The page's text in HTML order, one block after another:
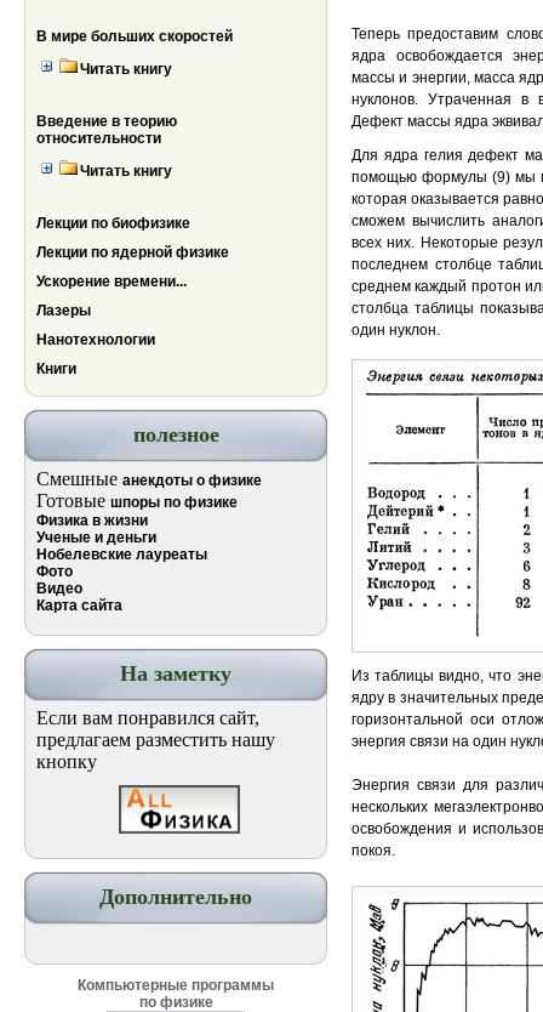
В мире больших скоростей
Читать книгу
Введение в теорию
относительности
Читать книгу
Лекции по биофизике
Лекции по ядерной физике
Ускорение времени...
Лазеры
Нанотехнологии
Книги
полезное
Смешные анекдоты о физике
Готовые шпоры по физике
Физика в жизни
Ученые и деньги
Нобелевские лауреаты
Фото
Видео
Карта сайта
На заметку
Если вам понравился сайт,
предлагаем разместить нашу
кнопку
Дополнительно
Компьютерные программы
по физике
Теперь предоставим
ядра освобождается
массы и энергии, масса
нуклонов. Утраченная в
Дефект массы ядра
Для ядра гелия дефект
помощью формулы (9) мы
которая оказывается
сможем вычислить
всех них. Некоторые
последнем столбце
среднем каждый протон
столбца таблицы
один нуклон.
Из таблицы видно, что
ядру в значительных
горизонтальной оси
энергия связи на один
Энергия связи для
нескольких
освобождения и
покоя.